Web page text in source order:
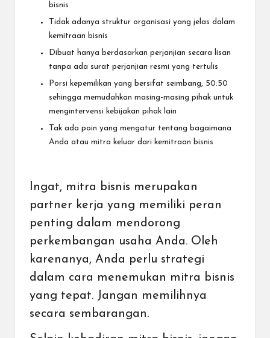
bisnis
Tidak adanya struktur organisasi yang jelas dalam
kemitraan bisnis
Dibuat hanya berdasarkan perjanjian secara lisan
tanpa ada surat perjanjian resmi yang tertulis
Porsi kepemilikan yang bersifat seimbang, 50:50
sehingga memudahkan masing-masing pihak untuk
mengintervensi kebijakan pihak lain
Tak ada poin yang mengatur tentang bagaimana
Anda atau mitra keluar dari kemitraan bisnis
Ingat, mitra bisnis merupakan
partner kerja yang memiliki peran
penting dalam mendorong
perkembangan usaha Anda. Oleh
karenanya, Anda perlu strategi
dalam cara menemukan mitra bisnis
yang tepat. Jangan memilihnya
secara sembarangan.